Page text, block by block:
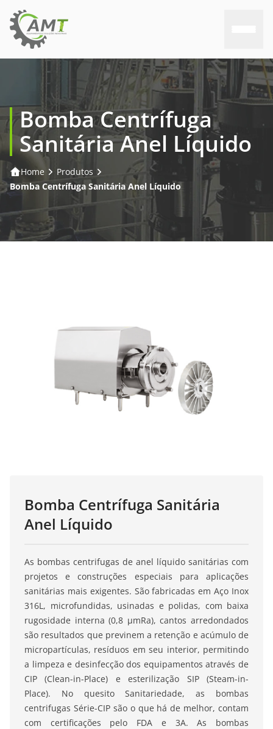
Home
Sobre nós
Produtos
Consultoria
Assistência
Trabalhe conosco
Bomba Centrífuga
Sanitária Anel Líquido
Home
Produtos
Bomba Centrífuga Sanitária Anel Líquido
Bomba Centrífuga Sanitária
Anel Líquido
As bombas centrifugas de anel líquido sanitárias com
projetos e construções especiais para aplicações
sanitárias mais exigentes. São fabricadas em Aço Inox
316L, microfundidas, usinadas e polidas, com baixa
rugosidade interna (0,8 μmRa), cantos arredondados
são resultados que previnem a retenção e acúmulo de
micropartículas, resíduos em seu interior, permitindo
a limpeza e desinfecção dos equipamentos através de
CIP (Clean-in-Place) e esterilização SIP (Steam-in-
Place). No quesito Sanitariedade, as bombas
centrifugas Série-CIP são o que há de melhor, contam
com certificações pelo FDA e 3A. As bombas